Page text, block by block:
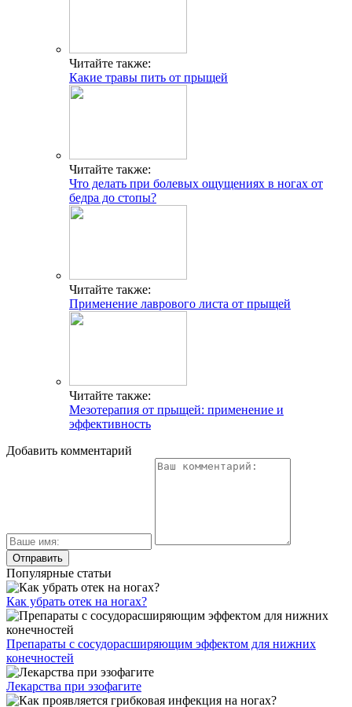
Читайте также:
Какие травы пить от прыщей
Читайте также:
Что делать при болевых ощущениях в ногах от
бедра до стопы?
Читайте также:
Применение лаврового листа от прыщей
Читайте также:
Мезотерапия от прыщей: применение и
эффективность
Добавить комментарий
Популярные статьи
Как убрать отек на ногах?
Препараты с сосудорасширяющим эффектом для нижних
конечностей
Лекарства при эзофагите